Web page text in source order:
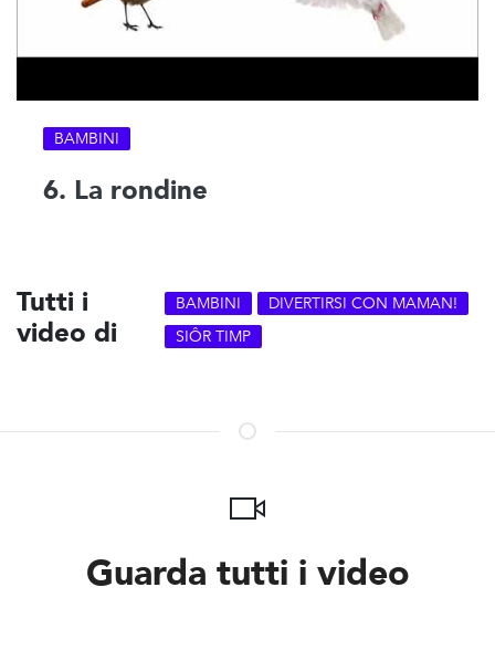
BAMBINI
6. La rondine
Tutti i
video di
BAMBINI
DIVERTIRSI CON MAMAN!
SIÔR TIMP
Guarda tutti i video